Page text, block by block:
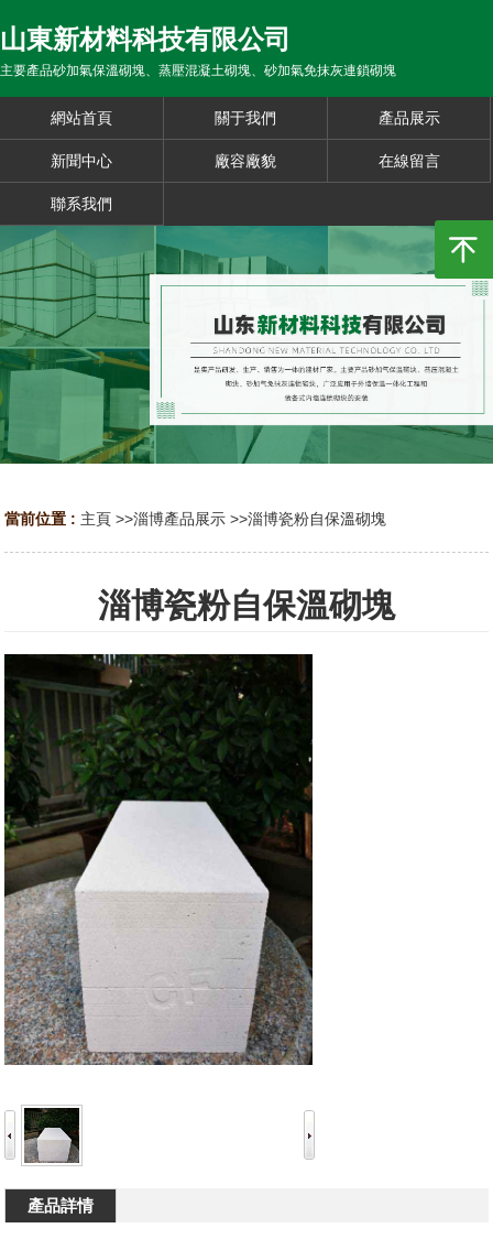
山東新材料科技有限公司
主要產品砂加氣保溫砌塊、蒸壓混凝土砌塊、砂加氣免抹灰連鎖砌塊
網站首頁 關于我們 產品展示
新聞中心 廠容廠貌 在線留言
聯系我們
當前位置 : 主頁 >>淄博產品展示 >>淄博瓷粉自保溫砌塊
淄博瓷粉自保溫砌塊
產品詳情